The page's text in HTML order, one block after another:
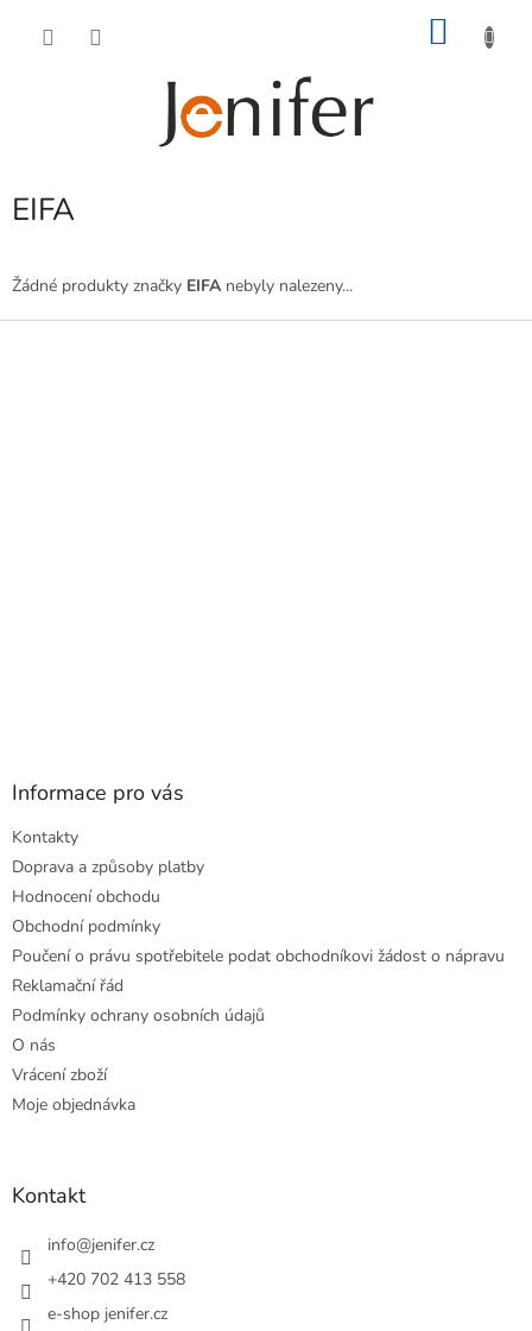
EIFA
Žádné produkty značky EIFA nebyly nalezeny...
Z
Informace pro vás
Kontakty
Doprava a způsoby platby
Hodnocení obchodu
Obchodní podmínky
Poučení o právu spotřebitele podat obchodníkovi žádost o nápravu
Reklamační řád
Podmínky ochrany osobních údajů
O nás
Vrácení zboží
Moje objednávka
Kontakt
info@jenifer.cz
+420 702 413 558
e-shop jenifer.cz